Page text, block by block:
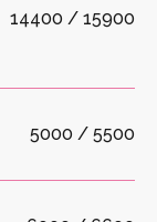
14400 / 15900
5000 / 5500